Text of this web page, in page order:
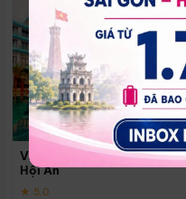
Vinpearl Resort & Golf Nam
Hội An
★ 5.0